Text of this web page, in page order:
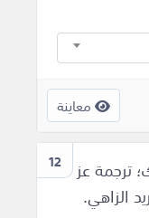
معاينة
12
ترجمة عز
الزاهي.